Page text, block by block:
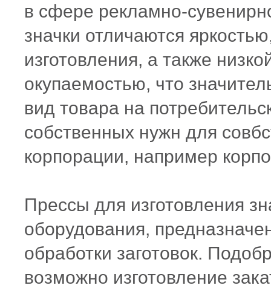
в сфере рекламно-
значки отличаются
изготовления, а также
окупаемостью, что
вид товара на
собственных нужн для
корпорации, например
Прессы для изготовления
оборудования,
обработки заготовок.
возможно изготовление